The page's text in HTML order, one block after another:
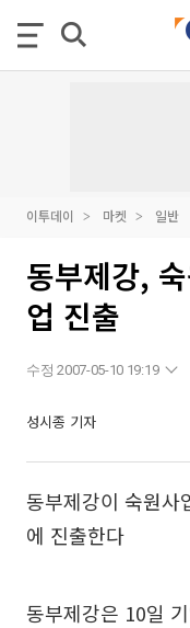
이투데이 마켓 일반
동부제강,
업 진출
수정 2007-05-10 19:19
성시종 기자
동부제강이 숙원사
에 진출한다
동부제강은 10일